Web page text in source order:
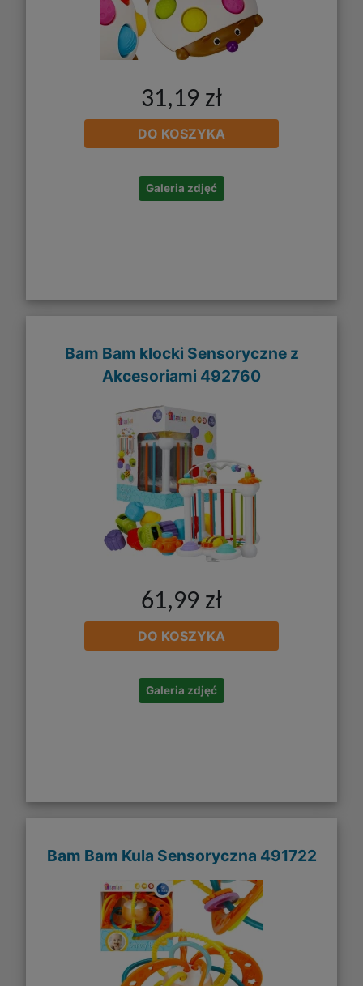
31,19 zł
DO KOSZYKA
Galeria zdjęć
Bam Bam klocki Sensoryczne z
Akcesoriami 492760
61,99 zł
DO KOSZYKA
Galeria zdjęć
Bam Bam Kula Sensoryczna 491722